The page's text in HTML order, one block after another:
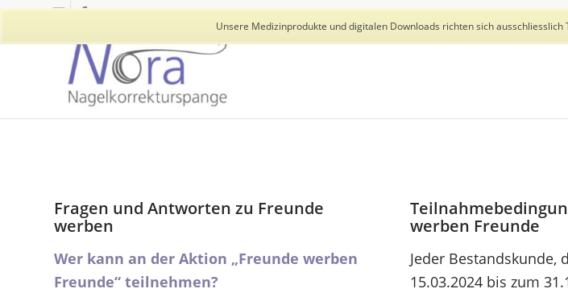
Unsere Medizinprodukte und digitalen Downloads richten sich
Fragen und Antworten zu Freunde
werben
Wer kann an der Aktion „Freunde werben
Freunde“ teilnehmen?
werben Freunde
Jeder Bestandskunde,
15.03.2024 bis zum